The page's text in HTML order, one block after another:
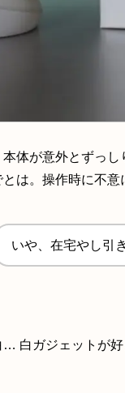
体が意外とずっ
は。操作時に不
いや、在宅やし引
… 白ガジェットが